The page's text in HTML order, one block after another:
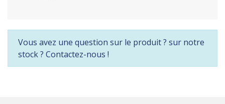
Vous avez une question sur le produit ? sur notre
stock ? Contactez-nous !